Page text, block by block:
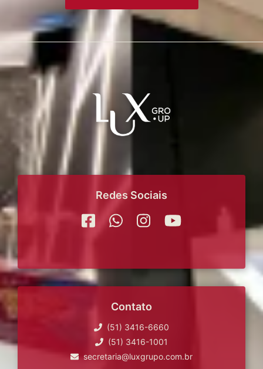
Redes Sociais
Contato
(51) 3416-6660
(51) 3416-1001
secretaria@luxgrupo.com.br